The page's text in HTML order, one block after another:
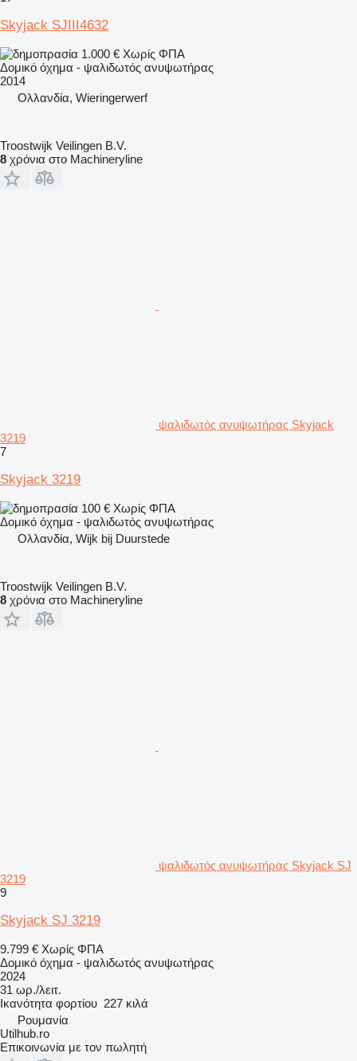
Skyjack SJIII4632
1.000 € Χωρίς ΦΠΑ
Δομικό όχημα - ψαλιδωτός ανυψωτήρας
2014
Ολλανδία, Wieringerwerf
Troostwijk Veilingen B.V.
8 χρόνια στο Machineryline
ψαλιδωτός ανυψωτήρας Skyjack
3219
7
Skyjack 3219
100 € Χωρίς ΦΠΑ
Δομικό όχημα - ψαλιδωτός ανυψωτήρας
Ολλανδία, Wijk bij Duurstede
Troostwijk Veilingen B.V.
8 χρόνια στο Machineryline
ψαλιδωτός ανυψωτήρας Skyjack SJ
3219
9
Skyjack SJ 3219
9.799 € Χωρίς ΦΠΑ
Δομικό όχημα - ψαλιδωτός ανυψωτήρας
2024
31 ωρ./λειτ.
Ικανότητα φορτίου 227 κιλά
Ρουμανία
Utilhub.ro
Επικοινωνία με τον πωλητή